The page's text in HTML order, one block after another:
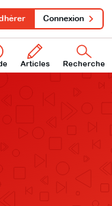
Articles Recherche
Connexion